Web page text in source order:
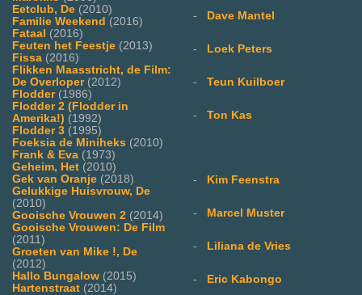
Eetclub, De (2010)
Familie Weekend (2016)
Fataal (2016)
Feuten het Feestje (2013)
Fissa (2016)
Flikken Maasstricht, de Film:
De Overloper(2012)
Flodder(1986)
Flodder 2 (Flodder in
Amerika!) (1992)
Flodder 3 (1995)
Foeksia de Miniheks (2010)
Frank & Eva (1973)
Geheim, Het (2010)
Gek van Oranje (2018)
Gelukkige Huisvrouw, De
(2010)
Gooische Vrouwen 2 (2014)
Gooische Vrouwen: De Film
(2011)
Groeten van Mike !, De
(2012)
Hallo Bungalow (2015)
Hartenstraat (2014)
- Dave Mantel
- Loek Peters
- Teun Kuilboer
- Ton Kas
- Kim Feenstra
- Marcel Muster
- Liliana de Vries
- Eric Kabongo